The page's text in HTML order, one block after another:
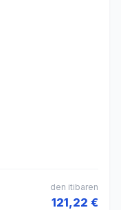
den itibaren
121,22 €